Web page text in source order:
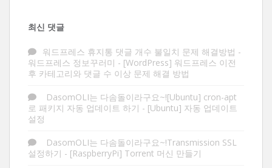
최신 댓글
워드프레스 휴지통 댓글 개수 불일치 문제 해결방법 -
워드프레스 정보꾸러미 - [WordPress] 워드프레스 이전
후 카테고리와 댓글 수 이상 문제 해결 방법
DasomOLI는 다솜돌이라구요~![Ubuntu] cron-apt
로 패키지 자동 업데이트 하기 - [Ubuntu] 자동 업데이트
설정
DasomOLI는 다솜돌이라구요~!Transmission SSL
설정하기 - [RaspberryPi] Torrent 머신 만들기